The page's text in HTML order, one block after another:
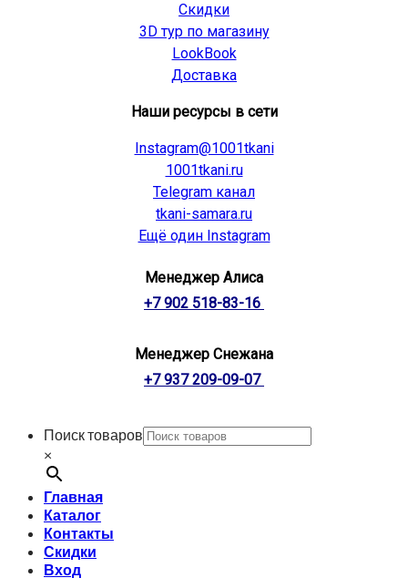
Скидки
3D тур по магазину
LookBook
Доставка
Наши ресурсы в сети
Instagram@1001tkani
1001tkani.ru
Telegram канал
tkani-samara.ru
Ещё один Instagram
Менеджер Алиса
+7 902 518-83-16
Менеджер Снежана
+7 937 209-09-07
Поиск товаров
×
Главная
Каталог
Контакты
Скидки
Вход